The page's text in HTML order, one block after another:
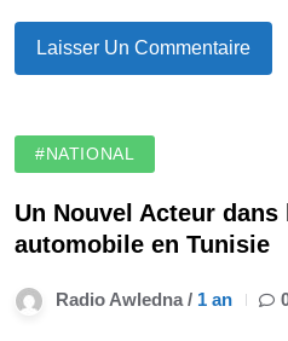
#NATIONAL
Un Nouvel Acteur dans
automobile en Tunisie
Radio Awledna / 1 an